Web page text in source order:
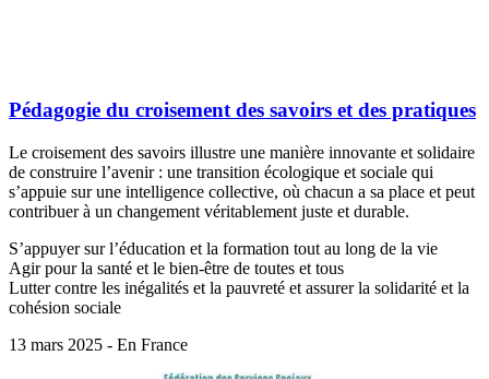
Pédagogie du croisement des savoirs et des pratiques
Le croisement des savoirs illustre une manière innovante et solidaire
de construire l’avenir : une transition écologique et sociale qui
s’appuie sur une intelligence collective, où chacun a sa place et peut
contribuer à un changement véritablement juste et durable.
S’appuyer sur l’éducation et la formation tout au long de la vie
Agir pour la santé et le bien-être de toutes et tous
Lutter contre les inégalités et la pauvreté et assurer la solidarité et la
cohésion sociale
13 mars 2025 - En France